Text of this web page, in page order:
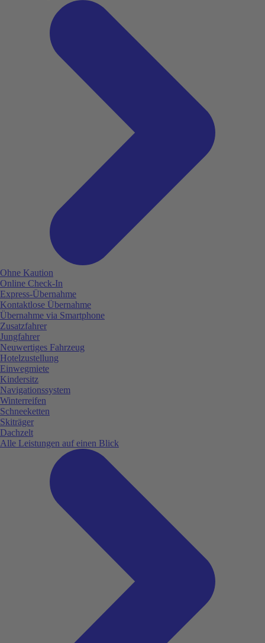
Ohne Kaution
Online Check-In
Express-Übernahme
Kontaktlose Übernahme
Übernahme via Smartphone
Zusatzfahrer
Jungfahrer
Neuwertiges Fahrzeug
Hotelzustellung
Einwegmiete
Kindersitz
Navigationssystem
Winterreifen
Schneeketten
Skiträger
Dachzelt
Alle Leistungen auf einen Blick